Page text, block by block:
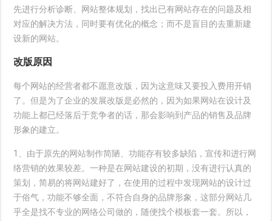
先进行分析诊断、网站整体规划，找出已有网站存在的问题及相
对应的解决方法，同时要有优化的概念；而不是盲目的去重新建
设新的网站。
改版原因
每个网站的经营者都不愿意改版，因为这意味又要投入费用开销
了。但是为了企业的发展改版是必然的，因为如果网站在设计及
功能上都已经落后于竞争者的话，那会影响到产品的销售及品牌
形象的建立。
1、由于原先的网站制作简陋、功能存有较多缺陷，宣传和进行网
络营销的效果较差。一种是在网站建设的初期，没有进行认真的
策划，简易的将网站建好了，在使用的过程中发现网站的设计过
于俗气，功能不够全面，不符合自身的品牌形象，这部分网站几
乎全是找不专业的网络公司做的，随便找个模板套一套。所以，